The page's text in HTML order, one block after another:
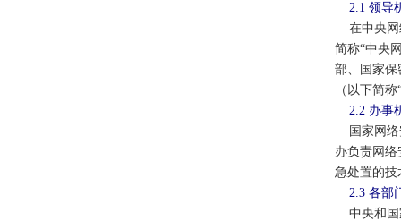
2.1 领导
在中央网
简称“中央
部、国家保
（以下简
2.2 办事
国家网络
办负责网
急处置的技
2.3 各部
中央和国